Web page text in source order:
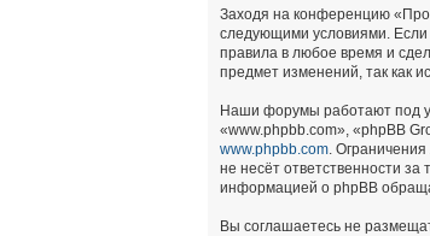
Заходя на конференцию
следующими условиями. Если
правила в любое время и
предмет изменений, так как
Наши форумы работают под
«www.phpbb.com», «phpBB
www.phpbb.com.
не несёт ответственности
информацией о phpBB
Вы соглашаетесь не